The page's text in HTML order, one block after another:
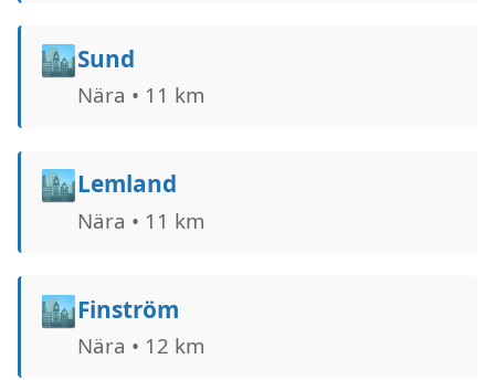
🏙️Sund
Nära • 11 km
🏙️Lemland
Nära • 11 km
🏙️Finström
Nära • 12 km